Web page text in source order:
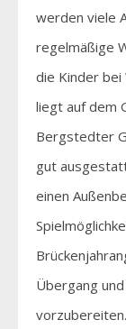
werden viele
regelmäßige
die Kinder bei
liegt auf dem
Bergstedter
gut
einen
Übergang